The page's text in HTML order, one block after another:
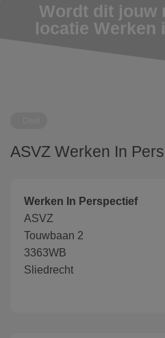
Wordt dit jouw
locatie Werken
ASVZ Werken In
Werken In Perspectief
ASVZ
Touwbaan 2
3363WB
Sliedrecht